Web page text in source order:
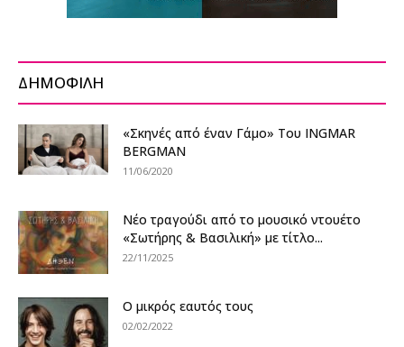
ΔΗΜΟΦΙΛΗ
«Σκηνές από έναν Γάμο» Του INGMAR
BERGMAN
11/06/2020
Νέο τραγούδι από το μουσικό ντουέτο
«Σωτήρης & Βασιλική» με τίτλο...
22/11/2025
O μικρός εαυτός τους
02/02/2022